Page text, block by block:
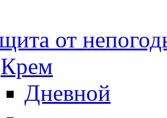
от
Крем
Дневной